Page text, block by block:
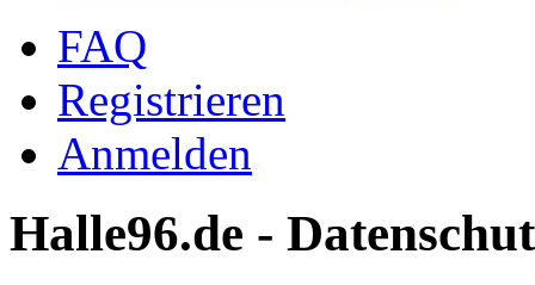
FAQ
Registrieren
Anmelden
Halle96.de -